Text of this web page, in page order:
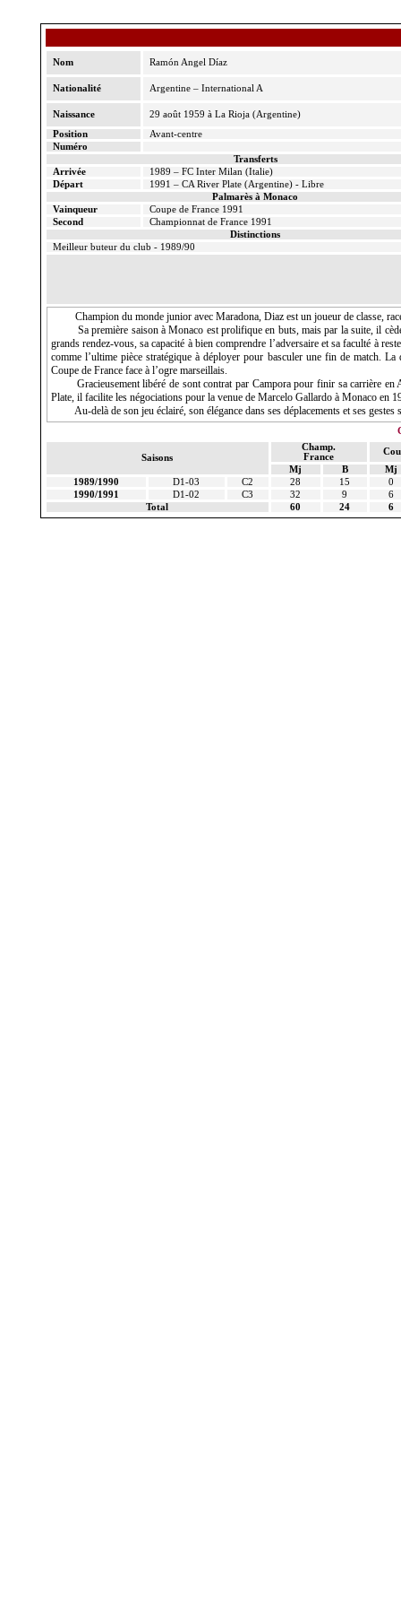
Nom Ramón Angel Díaz
Nationalité Argentine – International A
Naissance 29 août 1959 à La Rioja(Argentine)
Position
Avant-centre
Numéro
Transferts
Arrivée
1989 – FC Inter Milan (Italie)
Départ
1991 – CA River Plate (Argentine) - Libre
Palmarès à Monaco
Vainqueur
Coupe de France 1991
Second
Championnat de France 1991
Distinctions
Meilleur buteur du club - 1989/90
Champion du monde junior avec Maradona, Diaz est un joueur de classe,
Sa première saison à Monaco est prolifique en buts, mais par la suite, il
grands rendez-vous, sa capacité à bien comprendre l’adversaire et sa faculté à
comme l’ultime pièce stratégique à déployer pour basculer une fin de match.
Coupede France face à l’ogre marseillais.
Gracieusement libéré de sont contrat par Camporapour finir sa carrière en
Plate, il facilite les négociations pour la venue de Marcelo Gallardoà Monaco en
Au-delà de son jeu éclairé, son élégance dans ses déplacements et ses
Saisons
Champ.
France
Mj
B
Mj
1989/1990
D1-03 C2 28 15
0
1990/1991
D1-02 C3 32 9
6
Total
60 24 6